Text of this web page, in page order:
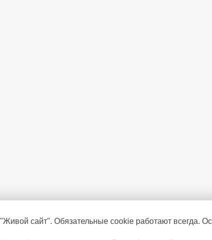
сайт". Обязательные cookie работают всегда.